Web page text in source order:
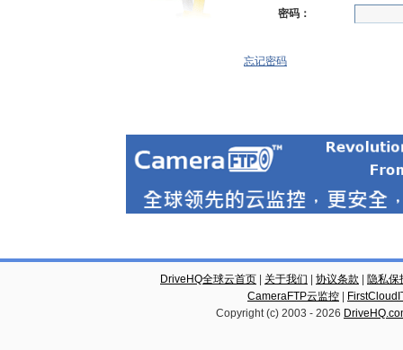
密码：
忘记密码
DriveHQ全球云首页 关于我们 协议条款
隐私保
CameraFTP云监控
Copyright (c) 2003 - 2026